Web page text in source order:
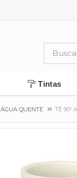
Tintas
ÁGUA QUENTE TÊ 90º